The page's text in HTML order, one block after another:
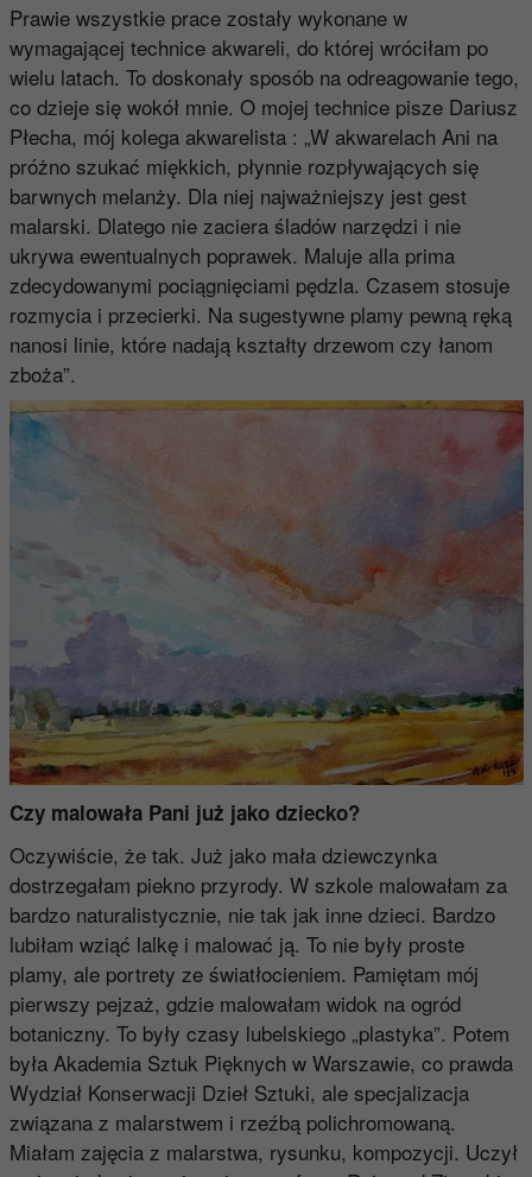
Prawie wszystkie prace zostały wykonane w
wymagającej technice akwareli, do której wróciłam po
wielu latach. To doskonały sposób na odreagowanie tego,
co dzieje się wokół mnie. O mojej technice pisze Dariusz
Płecha, mój kolega akwarelista : „W akwarelach Ani na
próżno szukać miękkich, płynnie rozpływających się
barwnych melanży. Dla niej najważniejszy jest gest
malarski. Dlatego nie zaciera śladów narzędzi i nie
ukrywa ewentualnych poprawek. Maluje alla prima
zdecydowanymi pociągnięciami pędzla. Czasem stosuje
rozmycia i przecierki. Na sugestywne plamy pewną ręką
nanosi linie, które nadają kształty drzewom czy łanom
zboża”.
Czy malowała Pani już jako dziecko?
Oczywiście, że tak. Już jako mała dziewczynka
dostrzegałam piekno przyrody. W szkole malowałam za
bardzo naturalistycznie, nie tak jak inne dzieci. Bardzo
lubiłam wziąć lalkę i malować ją. To nie były proste
plamy, ale portrety ze światłocieniem. Pamiętam mój
pierwszy pejzaż, gdzie malowałam widok na ogród
botaniczny. To były czasy lubelskiego „plastyka”. Potem
była Akademia Sztuk Pięknych w Warszawie, co prawda
Wydział Konserwacji Dzieł Sztuki, ale specjalizacja
związana z malarstwem i rzeźbą polichromowaną.
Miałam zajęcia z malarstwa, rysunku, kompozycji. Uczył